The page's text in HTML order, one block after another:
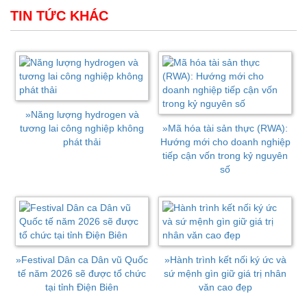
TIN TỨC KHÁC
»Năng lượng hydrogen và
tương lai công nghiệp không
phát thải
»Mã hóa tài sản thực (RWA):
Hướng mới cho doanh nghiệp
tiếp cận vốn trong kỷ nguyên
số
»Festival Dân ca Dân vũ Quốc
tế năm 2026 sẽ được tổ chức
tại tỉnh Điện Biên
»Hành trình kết nối ký ức và
sứ mệnh gìn giữ giá trị nhân
văn cao đẹp